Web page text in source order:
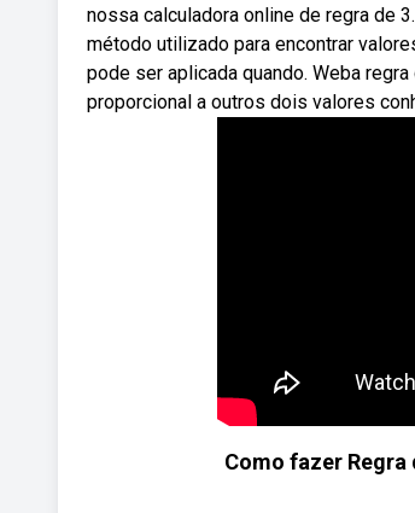
nossa calculadora online de regra de
método utilizado para encontrar
pode ser aplicada quando. Weba
proporcional a outros dois valores
Como fazer Regra